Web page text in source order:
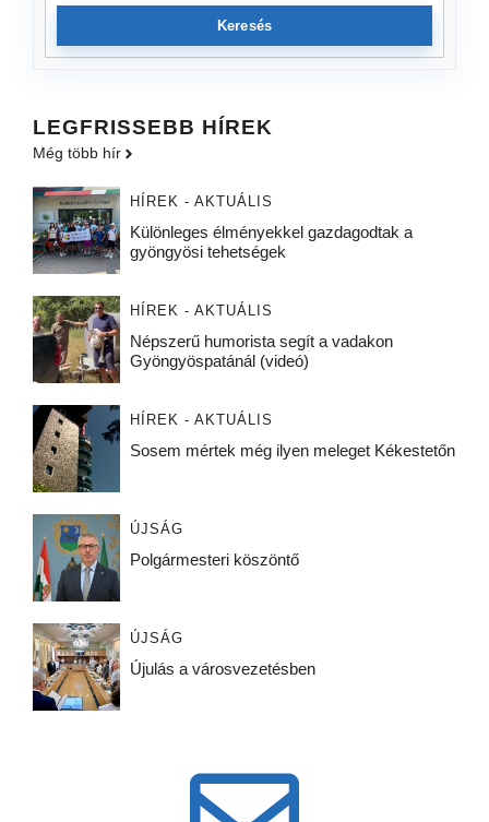
Keresés
LEGFRISSEBB HÍREK
Még több hír
HÍREK - AKTUÁLIS
Különleges élményekkel gazdagodtak a
gyöngyösi tehetségek
HÍREK - AKTUÁLIS
Népszerű humorista segít a vadakon
Gyöngyöspatánál (videó)
HÍREK - AKTUÁLIS
Sosem mértek még ilyen meleget Kékestetőn
ÚJSÁG
Polgármesteri köszöntő
ÚJSÁG
Újulás a városvezetésben